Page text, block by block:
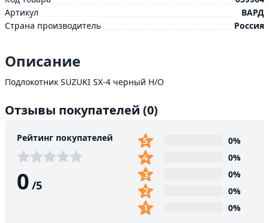
Артикул
ВАРД
Страна производитель
Россия
Описание
Подлокотник SUZUKI SX-4 черный Н/О
Отзывы покупателей (0)
Рейтинг покупателей
0 /5
0%
0%
0%
0%
0%